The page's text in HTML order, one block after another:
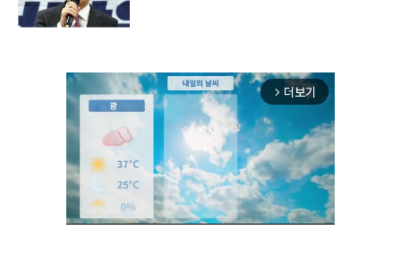
arrow_forward_ios 더보기